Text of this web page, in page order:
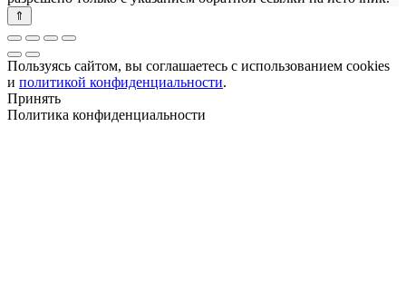
Пользуясь сайтом, вы соглашаетесь с использованием cookies
и политикой конфиденциальности.
Принять
Политика конфиденциальности